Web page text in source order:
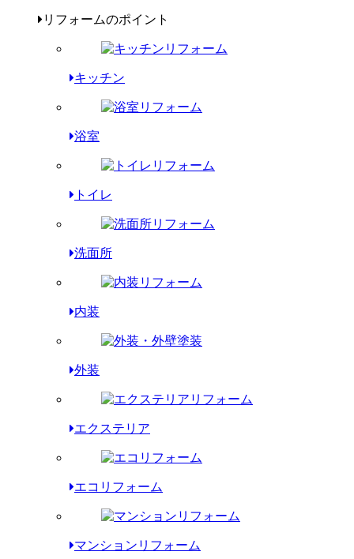
リフォームのポイント
キッチン
浴室
トイレ
洗面所
内装
外装
エクステリア
エコリフォーム
マンションリフォーム